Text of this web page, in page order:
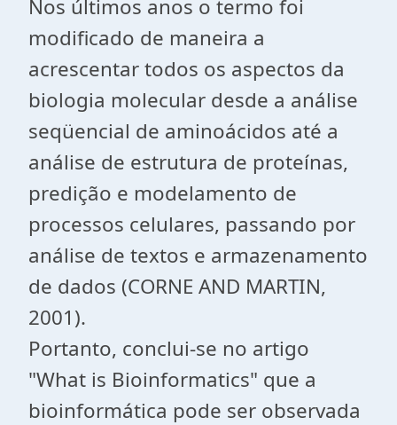
Nos últimos anos o termo foi
modificado de maneira a
acrescentar todos os aspectos da
biologia molecular desde a análise
seqüencial de aminoácidos até a
análise de estrutura de proteínas,
predição e modelamento de
processos celulares, passando por
análise de textos e armazenamento
de dados (CORNE AND MARTIN,
2001).
Portanto, conclui-se no artigo
"What is Bioinformatics" que a
bioinformática pode ser observada